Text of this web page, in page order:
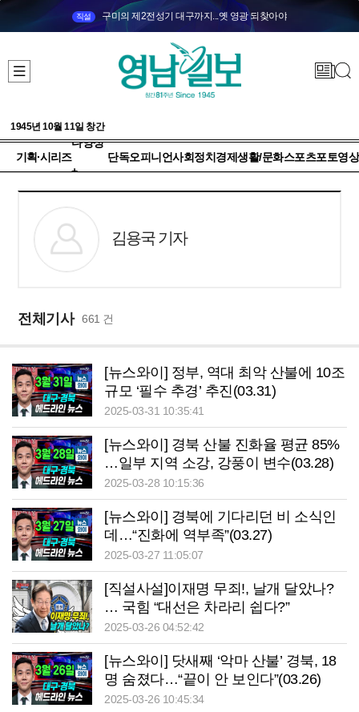
직설 구미의 제2전성기 대구까지...옛 영광 되찾아야
1945년 10월 11일 창간
기획·시리즈
다양성
+
단독오피니언사회정치 경제생활/문화스포츠포토영상
김용국 기자
전체기사 661 건
[뉴스와이] 정부, 역대 최악 산불에 10조
규모 ‘필수 추경’ 추진(03.31)
2025-03-31 10:35:41
[뉴스와이] 경북 산불 진화율 평균 85%
…일부 지역 소강, 강풍이 변수(03.28)
2025-03-28 10:15:36
[뉴스와이] 경북에 기다리던 비 소식인
데…“진화에 역부족”(03.27)
2025-03-27 11:05:07
[직설사설]이재명 무죄!, 날개 달았나?
… 국힘 “대선은 차라리 쉽다?”
2025-03-26 04:52:42
[뉴스와이] 닷새째 ‘악마 산불’ 경북, 18
명 숨졌다…“끝이 안 보인다”(03.26)
2025-03-26 10:45:34